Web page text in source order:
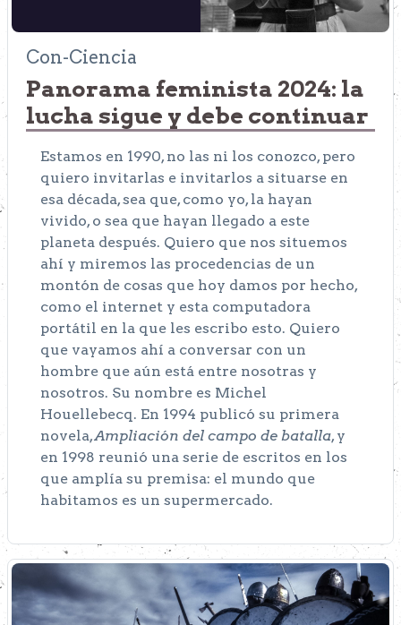
Con-Ciencia
Panorama feminista 2024: la
lucha sigue y debe continuar
Estamos en 1990, no las ni los conozco, pero
quiero invitarlas e invitarlos a situarse en
esa década, sea que, como yo, la hayan
vivido, o sea que hayan llegado a este
planeta después. Quiero que nos situemos
ahí y miremos las procedencias de un
montón de cosas que hoy damos por hecho,
como el internet y esta computadora
portátil en la que les escribo esto. Quiero
que vayamos ahí a conversar con un
hombre que aún está entre nosotras y
nosotros. Su nombre es Michel
Houellebecq. En 1994 publicó su primera
novela,Ampliación del campo de batalla, y
en 1998 reunió una serie de escritos en los
que amplía su premisa: el mundo que
habitamos es un supermercado.